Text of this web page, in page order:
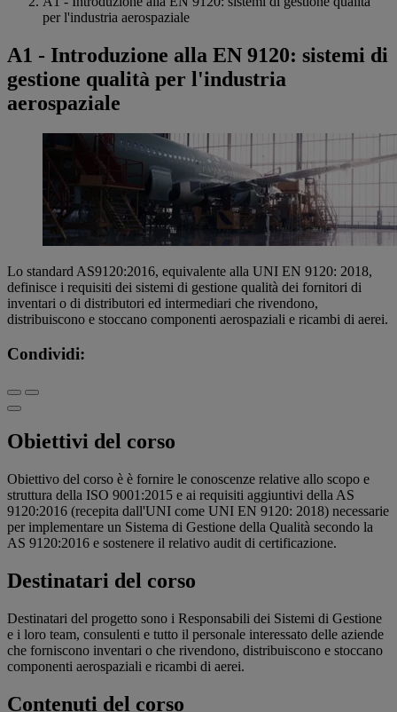
per l'industria aerospaziale
A1 - Introduzione alla EN 9120: sistemi di
gestione qualità per l'industria
aerospaziale
Lo standard AS9120:2016, equivalente alla UNI EN 9120: 2018,
definisce i requisiti dei sistemi di gestione qualità dei fornitori di
inventari o di distributori ed intermediari che rivendono,
distribuiscono e stoccano componenti aerospaziali e ricambi di aerei.
Condividi:
Obiettivi del corso
Obiettivo del corso è è fornire le conoscenze relative allo scopo e
struttura della ISO 9001:2015 e ai requisiti aggiuntivi della AS
9120:2016 (recepita dall'UNI come UNI EN 9120: 2018) necessarie
per implementare un Sistema di Gestione della Qualità secondo la
AS 9120:2016 e sostenere il relativo audit di certificazione.
Destinatari del corso
Destinatari del progetto sono i Responsabili dei Sistemi di Gestione
e i loro team, consulenti e tutto il personale interessato delle aziende
che forniscono inventari o che rivendono, distribuiscono e stoccano
componenti aerospaziali e ricambi di aerei.
Contenuti del corso